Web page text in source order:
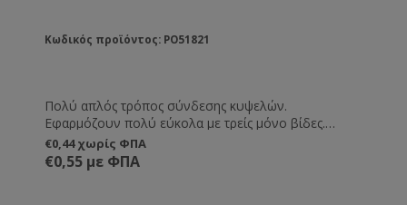
Κωδικός προϊόντος: PO51821
Πολύ απλός τρόπος σύνδεσης κυψελών.
Εφαρμόζουν πολύ εύκολα με τρείς μόνο βίδες.
Ιδανικοί για όσους έχουν ξύλινες κινητές βάσεις
αφού εφαρμόζονται στα πλαϊνά μέρη της κυψέλης και
όχι εμπρός-πίσω. Γαλβανισμένοι για μεγάλη αντοχή
€0,44 χωρίς ΦΠΑ
€0,55 με ΦΠΑ